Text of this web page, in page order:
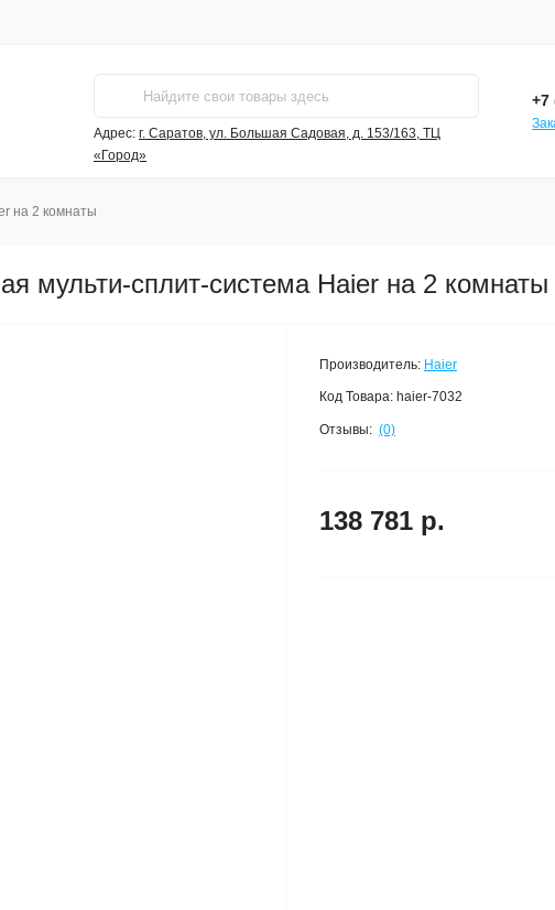
Адрес: г. Саратов, ул. Большая Садовая, д. 153/163, ТЦ
«Город»
+7
на 2 комнаты
мульти-сплит-система Haier на 2 комнаты
Производитель: Haier
Код Товара: haier-7032
Отзывы: (0)
138 781 р.